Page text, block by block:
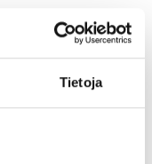
Tietoja